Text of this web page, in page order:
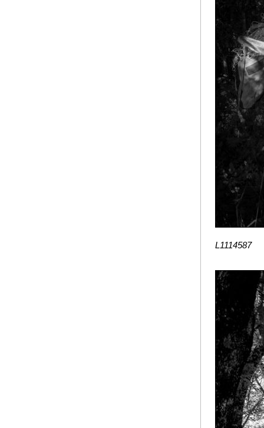
L1114587